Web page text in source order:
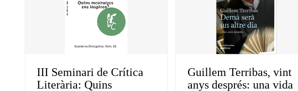
III Seminari de Crítica
Literària: Quins
Guillem Terribas, vint
anys després: una vida